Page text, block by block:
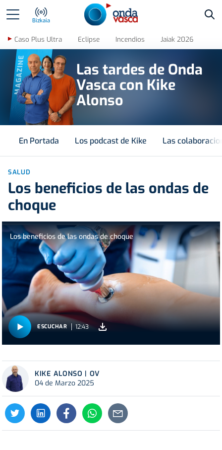
Bizkaia
Caso Plus Ultra Eclipse Incendios Jaiak 2026
MAGAZINE
Las tardes de Onda
Vasca con Kike
Alonso
En Portada Los podcast de Kike Las
SALUD
Los beneficios de las ondas de
choque
Los beneficios de las ondas de choque
ESCUCHAR 12:43
KIKE ALONSO | OV
04 de Marzo 2025